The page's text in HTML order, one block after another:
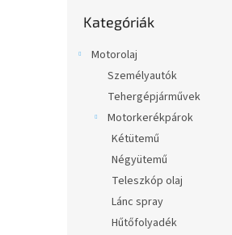
átugrása
Kategóriák
Motorolaj
Személyautók
Tehergépjárművek
Motorkerékpárok
Kétütemű
Négyütemű
Teleszkóp olaj
Lánc spray
Hűtőfolyadék